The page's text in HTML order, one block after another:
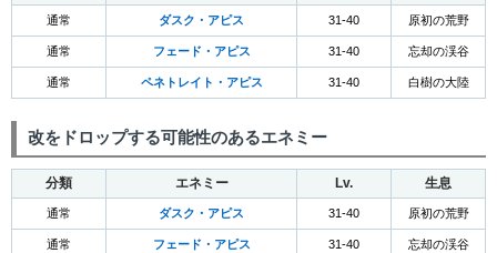
通常 ダスク・アピス 31-40 原初の荒野
通常 フェード・アピス 31-40 忘却の渓谷
通常 ペネトレイト・アピス 31-40 白樹の大陸
改をドロップする可能性のあるエネミー
分類 エネミー Lv. 生息
通常 ダスク・アピス 31-40 原初の荒野
通常 フェード・アピス 31-40 忘却の渓谷